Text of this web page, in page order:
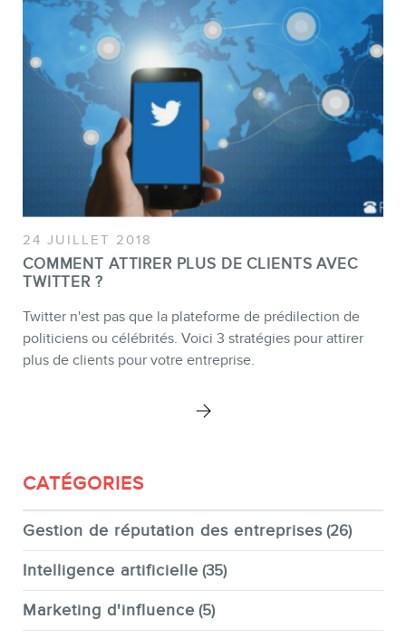
Consultations
Audits web (SEO) et IA (GEO)
Ebooks
BOUTIQUE
BLOGUE
MEMBRES
24 JUILLET 2018
COMMENT ATTIRER PLUS DE CLIENTS AVEC
TWITTER ?
Twitter n'est pas que la plateforme de prédilection de
politiciens ou célébrités. Voici 3 stratégies pour attirer
plus de clients pour votre entreprise.
CATÉGORIES
Gestion de réputation des entreprises (26)
Intelligence artificielle (35)
Marketing d'influence (5)